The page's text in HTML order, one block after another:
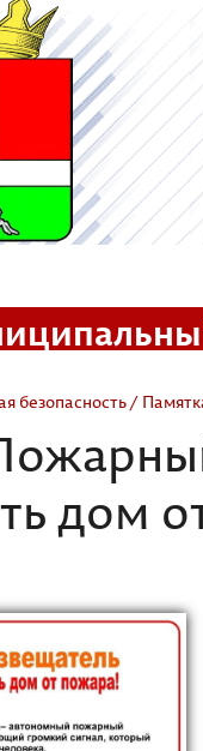
безопасность/
дом